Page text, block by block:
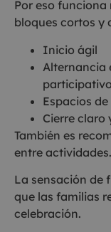
Por eso funciona
bloques cortos y
Inicio ágil
Alternancia
Espacios
Cierre claro
También es
entre actividades.
La sensación de
que las familias
celebración.